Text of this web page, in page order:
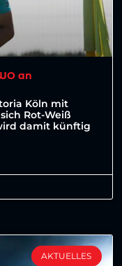
an
Köln mit
Rot-Weiß
damit künftig
AKTUELLES